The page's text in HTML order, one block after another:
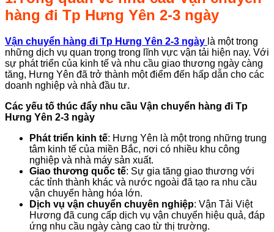
hàng đi Tp Hưng Yên 2-3 ngày
Vận chuyển hàng đi Tp Hưng Yên 2-3 ngày là một trong
những dịch vụ quan trọng trong lĩnh vực vận tải hiện nay. Với
sự phát triển của kinh tế và nhu cầu giao thương ngày càng
tăng, Hưng Yên đã trở thành một điểm đến hấp dẫn cho các
doanh nghiệp và nhà đầu tư.
Các yếu tố thúc đẩy nhu cầu Vận chuyển hàng đi Tp
Hưng Yên 2-3 ngày
Phát triển kinh tế: Hưng Yên là một trong những trung
tâm kinh tế của miền Bắc, nơi có nhiều khu công
nghiệp và nhà máy sản xuất.
Giao thương quốc tế: Sự gia tăng giao thương với
các tỉnh thành khác và nước ngoài đã tạo ra nhu cầu
vận chuyển hàng hóa lớn.
Dịch vụ vận chuyển chuyên nghiệp: Vận Tải Việt
Hương đã cung cấp dịch vụ vận chuyển hiệu quả, đáp
ứng nhu cầu ngày càng cao từ thị trường.